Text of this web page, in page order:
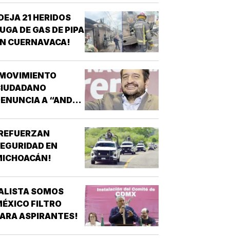
21 HERIDOS
DE GAS DE PIPA
CUERNAVACA!
A “ANDY”
EN
SOMOS
FILTRO
ASPIRANTES!